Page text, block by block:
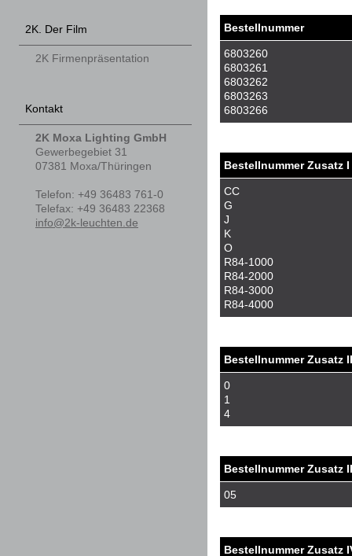
Bestellnummer
6803260
6803261
6803262
6803263
6803266
Bestellnummer Zusatz I
CC
G
J
K
O
R84-1000
R84-2000
R84-3000
R84-4000
Bestellnummer Zusatz
0
1
4
Bestellnummer Zusatz
05
Bestellnummer Zusatz
2K. Der Film
2K Firmenpräsentation
Kontakt
2K Moxa Lighting GmbH
Gewerbegebiet 31
07381 Moxa/Thüringen
Telefon: +49 36483 761-0
Telefax: +49 36483 22368
info@2k-leuchten.de